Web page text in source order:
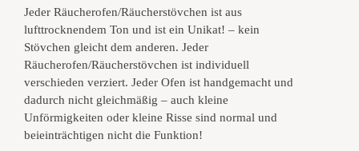
Jeder Räucherofen/Räucherstövchen ist aus
lufttrocknendem Ton und ist ein Unikat! – kein
Stövchen gleicht dem anderen. Jeder
Räucherofen/Räucherstövchen ist individuell
verschieden verziert. Jeder Ofen ist handgemacht und
dadurch nicht gleichmäßig – auch kleine
Unförmigkeiten oder kleine Risse sind normal und
beieinträchtigen nicht die Funktion!